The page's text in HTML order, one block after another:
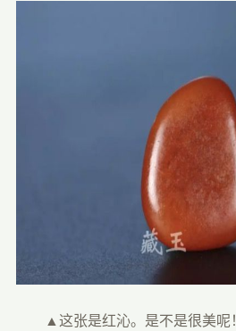
▲这张是红沁。是不是很美呢！